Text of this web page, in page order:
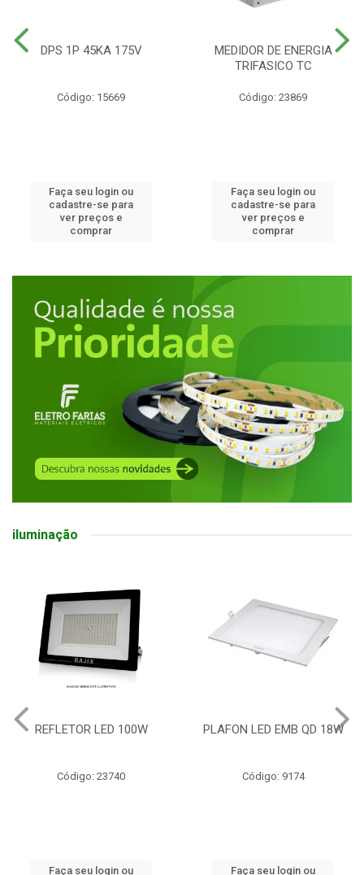
DPS 1P 45KA 175V
Código: 15669
Faça seu login ou
cadastre-se para
ver preços e
comprar
MEDIDOR DE ENERGIA
TRIFASICO TC
Código: 23869
Faça seu login ou
cadastre-se para
ver preços e
comprar
iluminação
REFLETOR LED 100W
Código: 23740
Faça seu login ou
PLAFON LED EMB QD 18W
Código: 9174
Faça seu login ou